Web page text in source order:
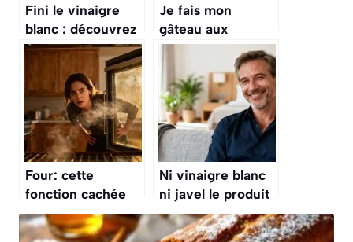
Fini le vinaigre
blanc : découvrez
l’ingrédient
naturel qui nettoie
mieux que tout le
reste
Je fais mon
gâteau aux
pommes à la poêle
: simple, rapide,
sans four et 100 %
réconfort
Four: cette
fonction cachée
permet de
nettoyer entre les
Ni vinaigre blanc
ni javel le produit
miracle que les
hôtels utilisent